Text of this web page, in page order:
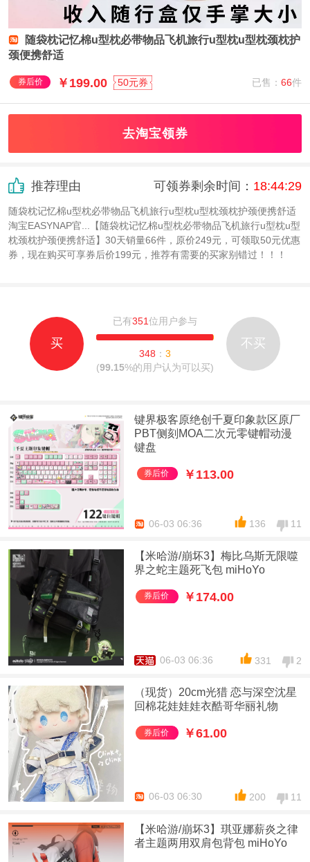
随袋枕记忆棉u型枕必带物品飞机旅行u型枕u型枕颈枕护
颈便携舒适
券后价 ￥199.00 50元券 已售：66件
去淘宝领券
推荐理由 可领券剩余时间： 18:44:29
随袋枕记忆棉u型枕必带物品飞机旅行u型枕u型枕颈枕护颈便携舒适
淘宝EASYNAP官...【随袋枕记忆棉u型枕必带物品飞机旅行u型枕u型
枕颈枕护颈便携舒适】30天销量66件，原价249元，可领取50元优惠
券，现在购买可享券后价199元，推荐有需要的买家别错过！！！
买
已有351位用户参与
348 ： 3
(99.15%的用户认为可以买)
不买
键界极客原绝创千夏印象款区原厂
PBT侧刻MOA二次元零键帽动漫
键盘
券后价 ￥113.00
06-03 06:36 136 11
【米哈游/崩坏3】梅比乌斯无限噬
界之蛇主题死飞包 miHoYo
券后价 ￥174.00
06-03 06:36 331 2
（现货）20cm光猎 恋与深空沈星
回棉花娃娃娃衣酷哥华丽礼物
券后价 ￥61.00
06-03 06:30 200 11
【米哈游/崩坏3】琪亚娜薪炎之律
者主题两用双肩包背包 miHoYo